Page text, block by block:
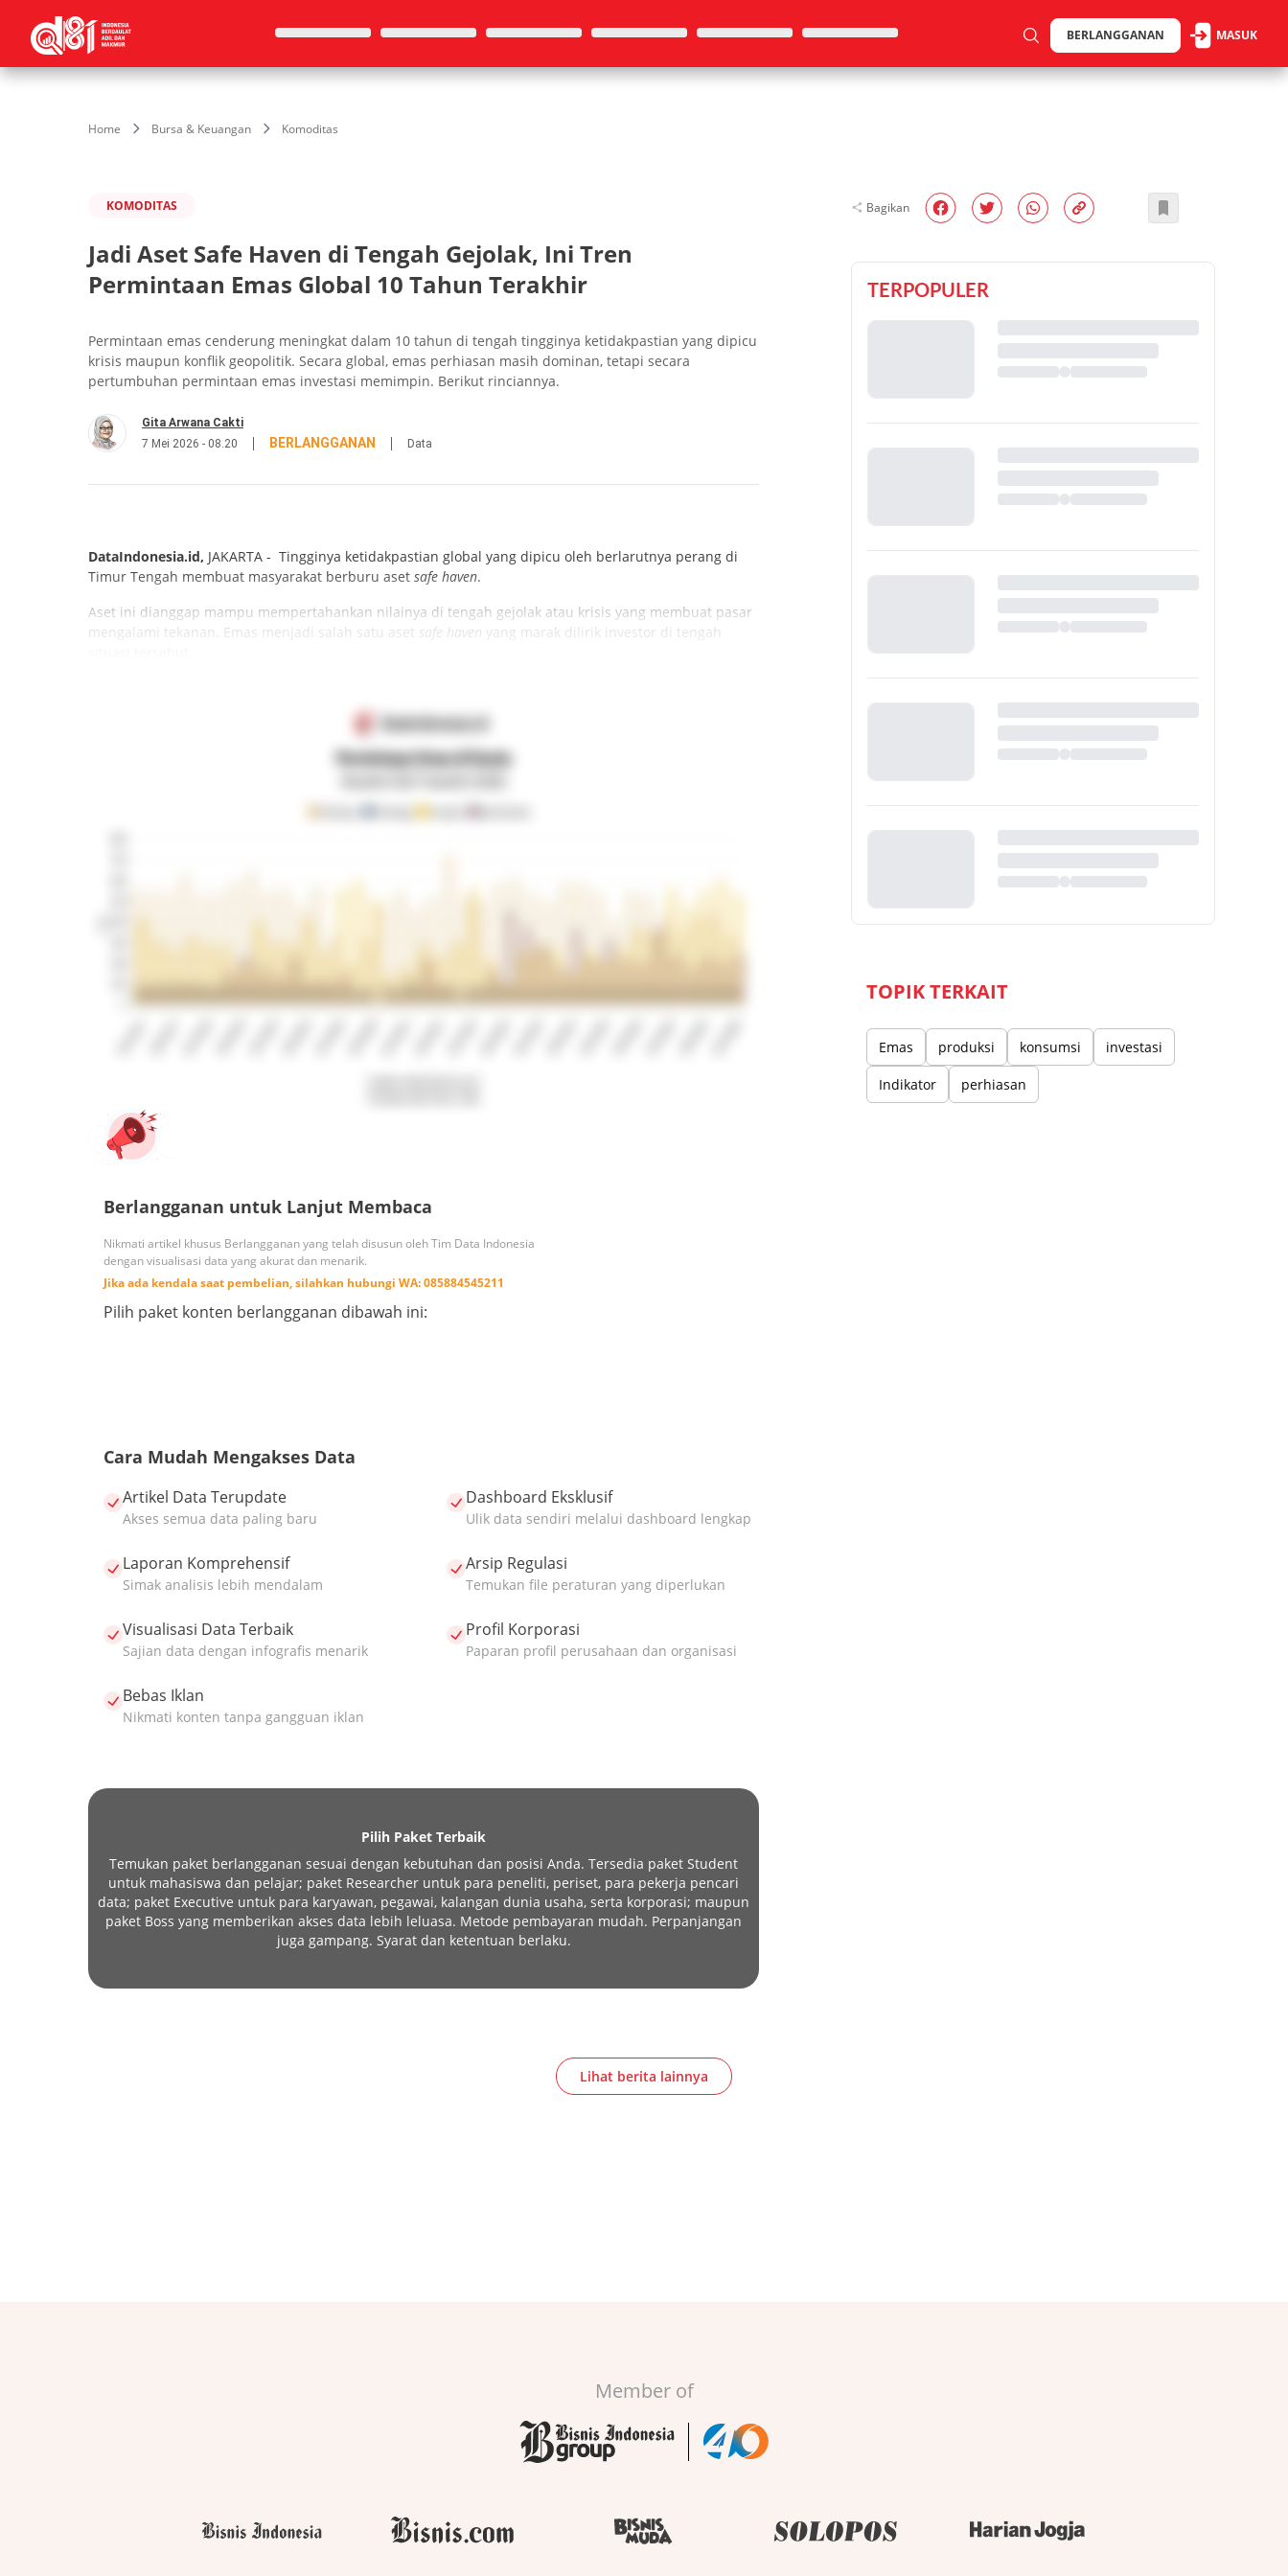
BERLANGGANAN MASUK
Home Bursa & Keuangan Komoditas
KOMODITAS
Jadi Aset Safe Haven di Tengah Gejolak, Ini Tren
Permintaan Emas Global 10 Tahun Terakhir
Permintaan emas cenderung meningkat dalam 10 tahun di tengah tingginya ketidakpastian yang dipicu
krisis maupun konflik geopolitik. Secara global, emas perhiasan masih dominan, tetapi secara
pertumbuhan permintaan emas investasi memimpin. Berikut rinciannya.
Gita Arwana Cakti
7 Mei 2026 - 08.20
BERLANGGANAN Data
DataIndonesia.id, JAKARTA - Tingginya ketidakpastian global yang dipicu oleh berlarutnya perang di
Timur Tengah membuat masyarakat berburu aset safe haven.
Aset ini dianggap mampu mempertahankan nilainya di tengah gejolak atau krisis yang membuat pasar
mengalami tekanan. Emas menjadi salah satu aset safe haven yang marak dilirik investor di tengah
Berlangganan untuk Lanjut Membaca
Nikmati artikel khusus Berlangganan yang telah disusun oleh Tim Data Indonesia
dengan visualisasi data yang akurat dan menarik.
Jika ada kendala saat pembelian, silahkan hubungi WA:085884545211
Pilih paket konten berlangganan dibawah ini:
Cara Mudah Mengakses Data
Artikel Data Terupdate
Akses semua data paling baru
Laporan Komprehensif
Simak analisis lebih mendalam
Visualisasi Data Terbaik
Sajian data dengan infografis menarik
Bebas Iklan
Nikmati konten tanpa gangguan iklan
Dashboard Eksklusif
Ulik data sendiri melalui dashboard lengkap
Arsip Regulasi
Temukan file peraturan yang diperlukan
Profil Korporasi
Paparan profil perusahaan dan organisasi
Pilih Paket Terbaik
Temukan paket berlangganan sesuai dengan kebutuhan dan posisi Anda. Tersedia paket Student
untuk mahasiswa dan pelajar; paket Researcher untuk para peneliti, periset, para pekerja pencari
data; paket Executive untuk para karyawan, pegawai, kalangan dunia usaha, serta korporasi; maupun
paket Boss yang memberikan akses data lebih leluasa. Metode pembayaran mudah. Perpanjangan
juga gampang. Syarat dan ketentuan berlaku.
Bagikan
TERPOPULER
TOPIK TERKAIT
Emas produksi konsumsi investasi
Indikator perhiasan
Lihat berita lainnya
Member of